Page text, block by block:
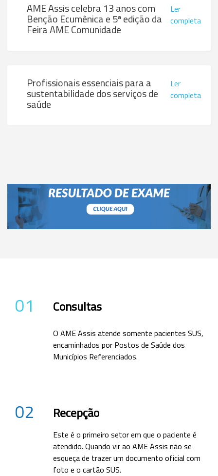
AME Assis celebra 13 anos com
Benção Ecumênica e 5ª edição da
Feira AME Comunidade
Ler
completa
Profissionais essenciais para a
sustentabilidade dos serviços de
saúde
Ler
completa
01 Consultas
O AME Assis atende somente pacientes SUS,
encaminhados por Postos de Saúde dos
Municípios Referenciados.
02 Recepção
Este é o primeiro setor em que o paciente é
atendido. Quando vir ao AME Assis não se
esqueça de trazer um documento oficial com
foto e o cartão SUS.